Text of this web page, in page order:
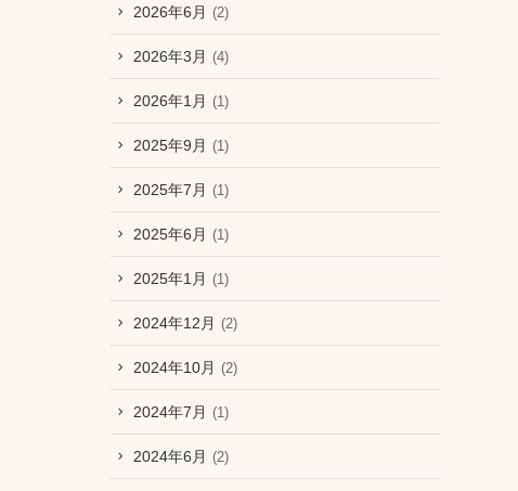
2026年6月 (2)
2026年3月 (4)
2026年1月 (1)
2025年9月 (1)
2025年7月 (1)
2025年6月 (1)
2025年1月 (1)
2024年12月 (2)
2024年10月 (2)
2024年7月 (1)
2024年6月 (2)